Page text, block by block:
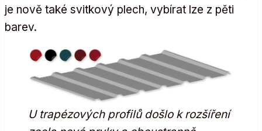
je nově také svitkový plech, vybírat lze z pěti
barev.
U trapézových profilů došlo k rozšíření